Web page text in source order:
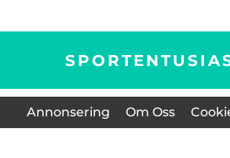
Annonsering Om Oss